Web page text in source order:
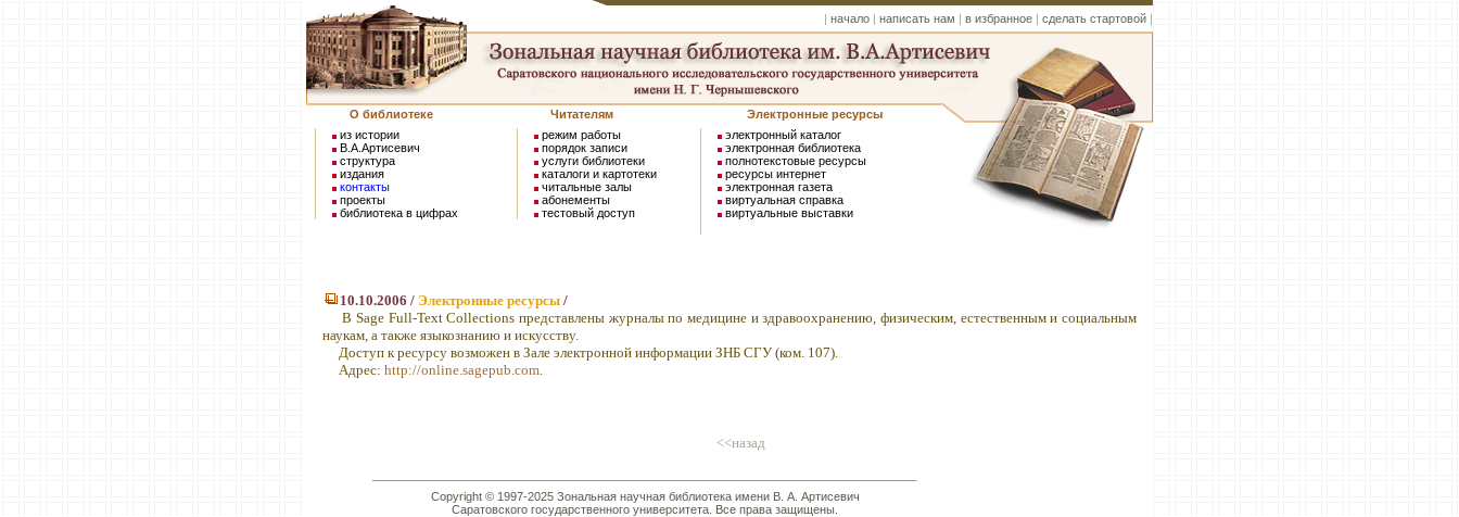
| начало | написать нам | в избранное | сделать стартовой |
О библиотеке Читателям
Электронные ресурсы
из истории
В.А.Артисевич
структура
издания
контакты
проекты
библиотека в цифрах
режим работы
порядок записи
услуги библиотеки
каталоги и картотеки
читальные залы
абонементы
тестовый доступ
электронный каталог
электронная библиотека
полнотекстовые ресурсы
ресурсы интернет
электронная газета
виртуальная справка
виртуальные выставки
10.10.2006 / Электронные ресурсы /
В Sage Full-Text Collections представлены журналы по медицине и здравоохранению, физическим, естественным и социальным
наукам, а также языкознанию и искусству.
Доступ к ресурсу возможен в Зале электронной информации ЗНБ СГУ (ком. 107).
Адрес: http://online.sagepub.com.
<<назад
Copyright © 1997-2025 Зональная научная библиотека имени В. А. Артисевич
Саратовского государственного университета. Все права защищены.